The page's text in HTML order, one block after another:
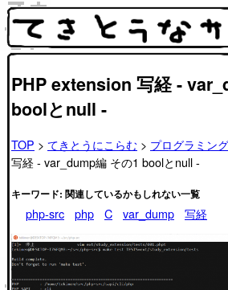
PHP extension 写経 -
boolとnull -
TOP > てきとうにこらむ > プログラミン
写経 - var_dump編 その1 boolとnull -
キーワード: 関連しているかもしれない一覧
php-src php C var_dump 写経